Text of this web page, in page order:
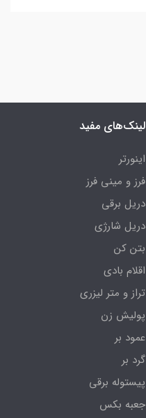
لینک‌های مفید
اینورتر
فرز و مینی فرز
دریل برقی
دریل شارژی
بتن کن
اقلام بادی
تراز و متر لیزری
پولیش زن
عمود بر
گرد بر
پیستوله برقی
جعبه بکس